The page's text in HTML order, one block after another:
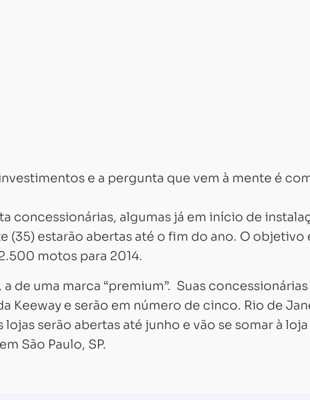
e a pergunta que vem à mente é
concessionárias, algumas já em início de
(35) estarão abertas até o fim do ano. O objetivo
motos para 2014.
de uma marca “premium”. Suas concessionárias
Keeway e serão em número de cinco. Rio de
serão abertas até junho e vão se somar à
São Paulo, SP.